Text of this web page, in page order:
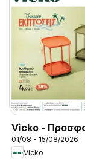
Vicko -
01/08 - 15/08/2026
Vicko